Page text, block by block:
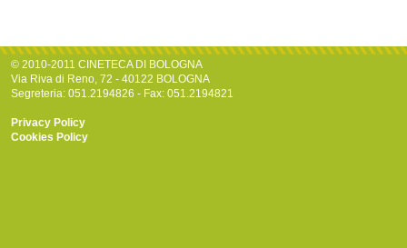
© 2010-2011 CINETECA DI BOLOGNA
Via Riva di Reno, 72 - 40122 BOLOGNA
Segreteria: 051.2194826 - Fax: 051.2194821
Privacy Policy
Cookies Policy